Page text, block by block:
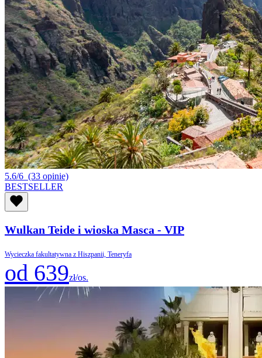
5.6/6 (33 opinie)
BESTSELLER
Wulkan Teide i wioska Masca - VIP
Wycieczka fakultatywna z Hiszpanii, Teneryfa
od 639zł/os.